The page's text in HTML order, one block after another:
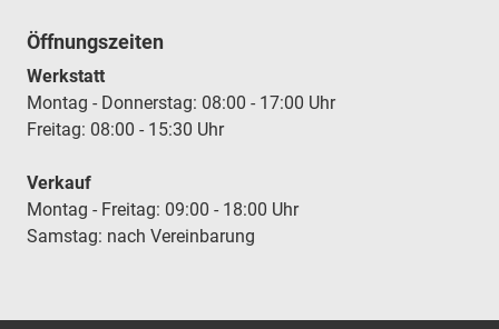
Öffnungszeiten
Werkstatt
Montag - Donnerstag: 08:00 - 17:00 Uhr
Freitag: 08:00 - 15:30 Uhr
Verkauf
Montag - Freitag: 09:00 - 18:00 Uhr
Samstag: nach Vereinbarung